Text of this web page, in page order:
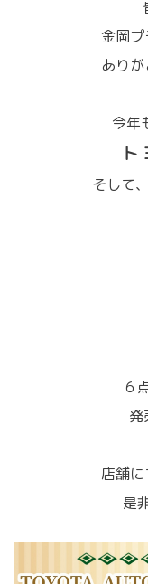
金岡
あり
今年
ト
そして
６
発
店舗
是